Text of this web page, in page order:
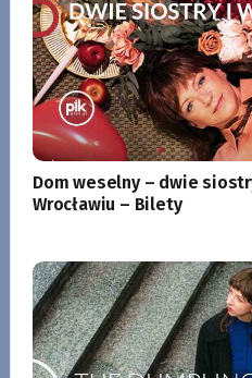
Dom weselny – dwie
Wrocławiu – Bilety